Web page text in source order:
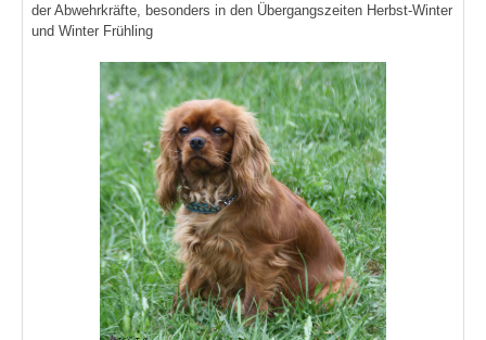
der Abwehrkräfte, besonders in den Übergangszeiten Herbst-Winter
und Winter Frühling